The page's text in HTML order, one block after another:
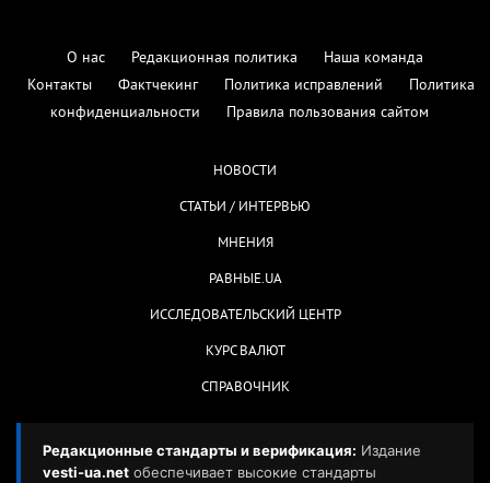
О нас Редакционная политика
Наша команда
Контакты
Фактчекинг Политика исправлений
Политика
конфиденциальности
Правила пользования сайтом
НОВОСТИ
СТАТЬИ / ИНТЕРВЬЮ
МНЕНИЯ
РАВНЫЕ.UA
ИССЛЕДОВАТЕЛЬСКИЙ ЦЕНТР
КУРС ВАЛЮТ
СПРАВОЧНИК
Редакционные стандарты и верификация: Издание
vesti-ua.net обеспечивает высокие стандарты